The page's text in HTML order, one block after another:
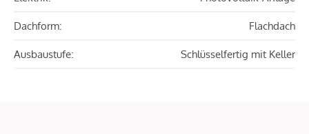
Dachform: Flachdach
Ausbaustufe: Schlüsselfertig mit Keller